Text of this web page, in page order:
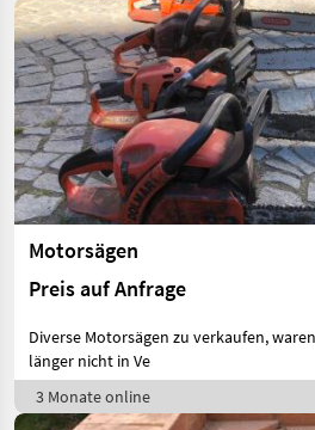
Motorsägen
Preis auf Anfrage
Diverse Motorsägen zu verkaufen,
länger nicht in Ve
3 Monate online